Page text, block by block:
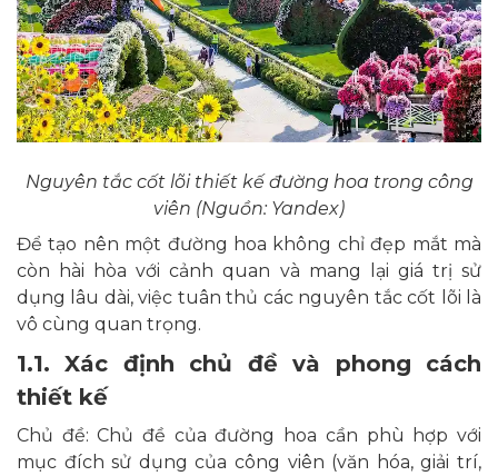
Nguyên tắc cốt lõi thiết kế đường hoa trong công
viên (Nguồn: Yandex)
Để tạo nên một đường hoa không chỉ đẹp mắt mà
còn hài hòa với cảnh quan và mang lại giá trị sử
dụng lâu dài, việc tuân thủ các nguyên tắc cốt lõi là
vô cùng quan trọng.
1.1. Xác định chủ đề và phong cách
thiết kế
Chủ đề: Chủ đề của đường hoa cần phù hợp với
mục đích sử dụng của công viên (văn hóa, giải trí,